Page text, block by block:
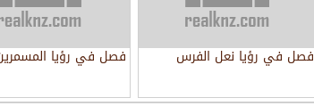
فصل في رؤيا نعل الفرس فصل في رؤيا